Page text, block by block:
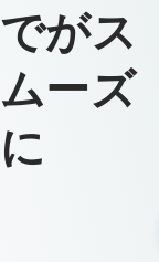
でがス
ムーズ
に